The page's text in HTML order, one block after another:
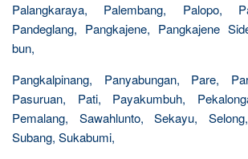
Palangkaraya, Palembang, Palopo,
Pandeglang, Pangkajene, Pangkajene
bun,
Pangkalpinang, Panyabungan, Pare,
Pasuruan, Pati, Payakumbuh,
Pemalang, Sawahlunto, Sekayu,
Subang, Sukabumi,